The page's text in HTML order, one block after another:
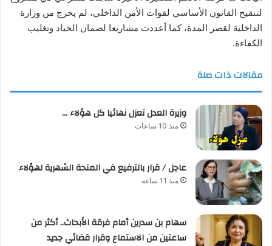
لتنقيح القانون الأساسي لقوات الأمن الداخلي، لم يخرج من وزارة
الداخلية لقصر المدة، كما أعددت مشاريعا لضمان الحياد وتغليب
الكفاءة.
مقالات ذات صلة
وزيرة العدل تعزل نهائيا كل هؤلاء …
منذ 10 ساعات
عاجل / قرار بالترفيع في المنحة الشهرية لهؤلاء
منذ 11 ساعة
سهام بن سدرين أمام فرقة الأبحاث.. أكثر من
ساعتين من الاستماع وقرار قضائي جديد